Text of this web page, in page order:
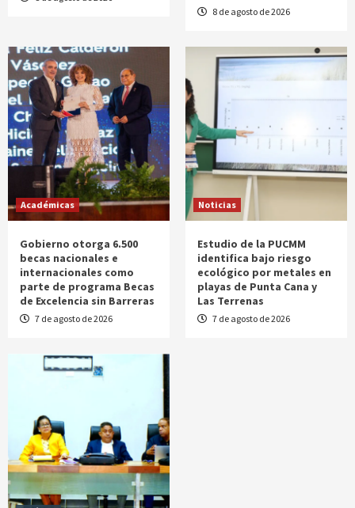
8 de agosto de 2026
Académicas
Gobierno otorga 6.500
becas nacionales e
internacionales como
parte de programa Becas
de Excelencia sin Barreras
7 de agosto de 2026
Noticias
Estudio de la PUCMM
identifica bajo riesgo
ecológico por metales en
playas de Punta Cana y
Las Terrenas
7 de agosto de 2026